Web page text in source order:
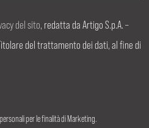
del sito, redatta da Artigo S.p.A. –
del trattamento dei dati, al fine di
per le finalità di Marketing.